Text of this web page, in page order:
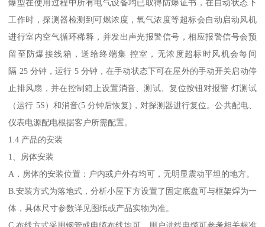
爆型在使用过程中所有电气设备均已取得防爆证书，在自动状态下
工作时，探测器检测到可燃浓度，氧气浓度等超标会自动启动风机
进行室内空气循环稀释，并发出声光报警信号，相应报警信号会预
留至防爆接线箱，送给终端集 控室，无浓度超标时风机会每间
隔 25 分钟，运行 5 分钟，在手动状态下可在屋外的手动开关启动停
止排风扇，并在控制箱上设置消音、测试、复位按钮对报警 灯测试
（运行 5S）和消音(5 分钟后恢复)，对探测器进行复位。公共配电、
仪表电源配电根据客户所需配置。
1.4 产品的安装
1、房体安装
A．房体的安装位置：户内或户外有均可，无明显震动平坦的地方。
B.安装方式为落地式，分析小屋下方设置了固定底盘可与框架焊为一
体，具体尺寸参数详见图纸或产品实物为准。